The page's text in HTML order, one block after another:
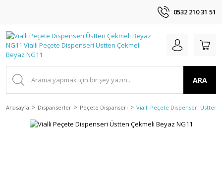
0532 210 31 51
ARA
Anasayfa Dispanserler Peçete Dispanseri Vialli Peçete Dispenseri Üstten